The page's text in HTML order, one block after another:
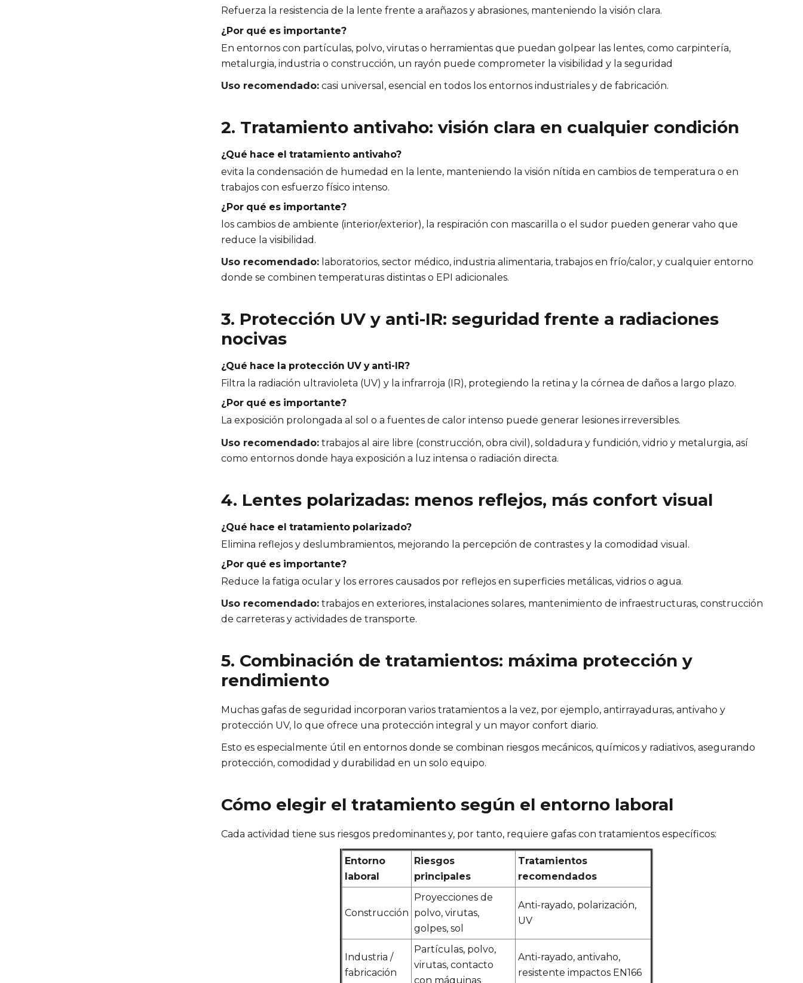
Refuerza la resistencia de la lente frente a arañazos y abrasiones, manteniendo la visión clara.
¿Por qué es importante?
En entornos con partículas, polvo, virutas o herramientas que puedan golpear las lentes, como carpintería,
metalurgia, industria o construcción, un rayón puede comprometer la visibilidad y la seguridad
Uso recomendado:casi universal, esencial en todos los entornos industriales y de fabricación.
2. Tratamiento antivaho: visión clara en cualquier condición
¿Qué hace el tratamiento antivaho?
evita la condensación de humedad en la lente, manteniendo la visión nítida en cambios de temperatura o en
trabajos con esfuerzo físico intenso.
¿Por qué es importante?
los cambios de ambiente (interior/exterior), la respiración con mascarilla o el sudor pueden generar vaho que
reduce la visibilidad.
Uso recomendado:laboratorios, sector médico, industria alimentaria, trabajos en frío/calor, y cualquier entorno
donde se combinen temperaturas distintas o EPI adicionales.
3. Protección UV y anti-IR: seguridad frente a radiaciones
nocivas
¿Qué hace la protección UV y anti-IR?
Filtra la radiación ultravioleta (UV) y la infrarroja (IR), protegiendo la retina y la córnea de daños a largo plazo.
¿Por qué es importante?
La exposición prolongada al sol o a fuentes de calor intenso puede generar lesiones irreversibles.
Uso recomendado:trabajos al aire libre (construcción, obra civil), soldadura y fundición, vidrio y metalurgia, así
como entornos donde haya exposición a luz intensa o radiación directa.
4. Lentes polarizadas: menos reflejos, más confort visual
¿Qué hace el tratamiento polarizado?
Elimina reflejos y deslumbramientos, mejorando la percepción de contrastes y la comodidad visual.
¿Por qué es importante?
Reduce la fatiga ocular y los errores causados por reflejos en superficies metálicas, vidrios o agua.
Uso recomendado:trabajos en exteriores, instalaciones solares, mantenimiento de infraestructuras, construcción
de carreteras y actividades de transporte.
5. Combinación de tratamientos: máxima protección y
rendimiento
Muchas gafas de seguridad incorporan varios tratamientos a la vez, por ejemplo, antirrayaduras, antivaho y
protección UV, lo que ofrece una protección integral y un mayor confort diario.
Esto es especialmente útil en entornos donde se combinan riesgos mecánicos, químicos y radiativos, asegurando
protección, comodidad y durabilidad en un solo equipo.
Cómo elegir el tratamiento según el entorno laboral
Cada actividad tiene sus riesgos predominantes y, por tanto, requiere gafas con tratamientos específicos:
Entorno
laboral
Riesgos
principales
Tratamientos
recomendados
Construcción
Proyecciones de
polvo, virutas,
golpes, sol
Anti-rayado, polarización,
UV
Industria /
fabricación
Partículas, polvo,
virutas, contacto
con máquinas
Anti-rayado, antivaho,
resistente impactos EN166